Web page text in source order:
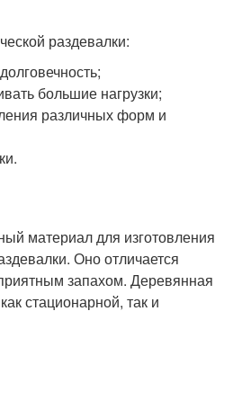
раздевалки:
большие нагрузки;
различных форм и
материал для изготовления
Оно отличается
запахом. Деревянная
стационарной, так и